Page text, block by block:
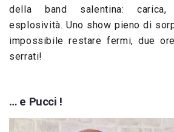
della band salentina: carica,
esplosività. Uno show pieno di
impossibile restare fermi, due
serrati!
… e Pucci !